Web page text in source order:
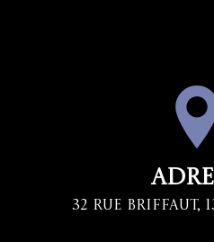
32 Rue Briffaut,